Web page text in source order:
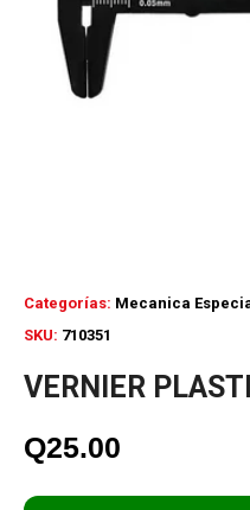
SKU: 710351
Categorías: Mecanica
VERNIER
Q25.00